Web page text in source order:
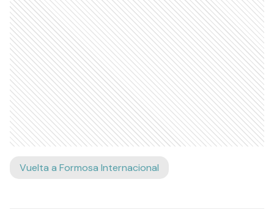
Vuelta a Formosa Internacional